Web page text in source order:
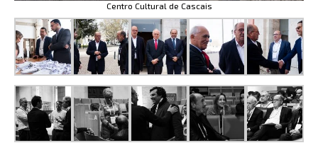
Centro Cultural de Cascais